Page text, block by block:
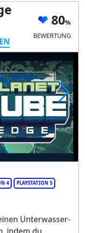
80
BEWERTUNG
Planet Cube: Edge
4 PLAYSTATION 5
Unterwasser-